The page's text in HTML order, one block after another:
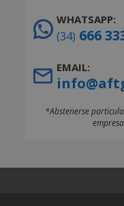
WHATSAPP:
(34) 666
EMAIL:
*Abstenerse